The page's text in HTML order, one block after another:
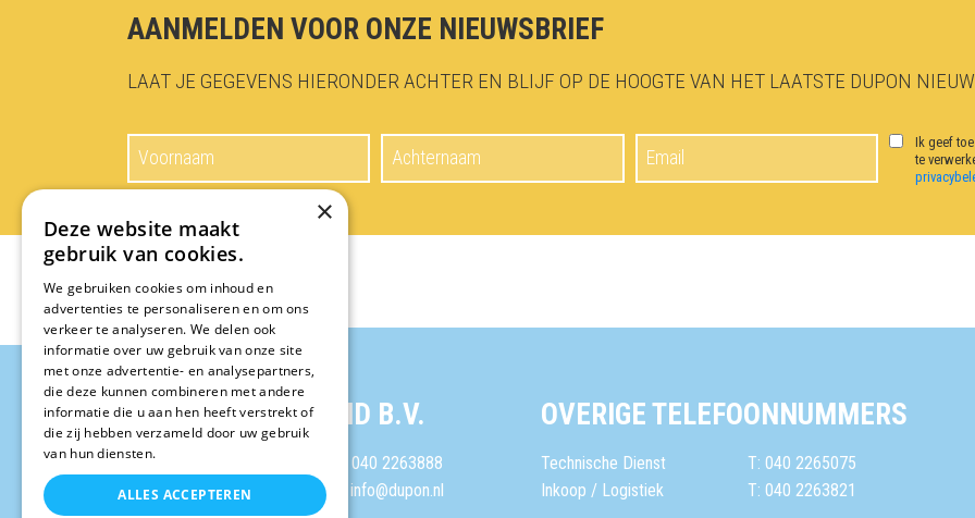
AANMELDEN VOOR ONZE NIEUWSBRIEF
LAAT JE GEGEVENS HIERONDER ACHTER EN BLIJF OP DE HOOGTE VAN HET LAATSTE DUPON
Ik geef
te
DUPON NEDERLAND B.V.
Industrieweg 81
5591 JL Heeze
T: 040 2263888
E: info@dupon.nl
OVERIGE TELEFOONNUMMERS
Technische Dienst
T: 040 2265075
Inkoop / Logistiek
T: 040 2263821
×
Deze website maakt
gebruik van cookies.
We gebruiken cookies om inhoud en
advertenties te personaliseren en om ons
verkeer te analyseren. We delen ook
informatie over uw gebruik van onze site
met onze advertentie- en analysepartners,
die deze kunnen combineren met andere
informatie die u aan hen heeft verstrekt of
die zij hebben verzameld door uw gebruik
van hun diensten.
ALLES ACCEPTEREN